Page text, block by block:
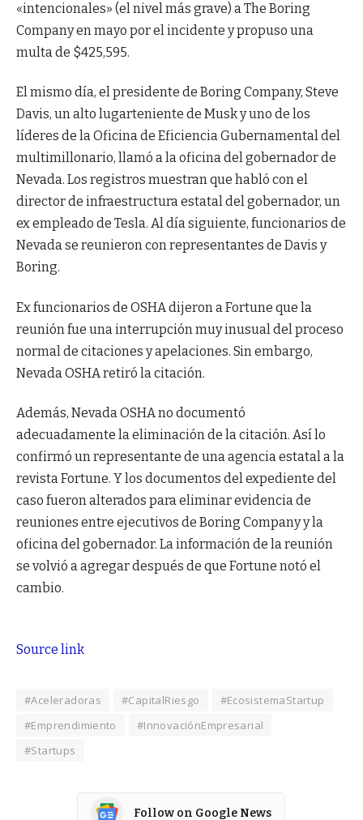
«intencionales» (el nivel más grave) a The Boring
Company en mayo por el incidente y propuso una
multa de $425,595.
El mismo día, el presidente de Boring Company, Steve
Davis, un alto lugarteniente de Musk y uno de los
líderes de la Oficina de Eficiencia Gubernamental del
multimillonario, llamó a la oficina del gobernador de
Nevada. Los registros muestran que habló con el
director de infraestructura estatal del gobernador, un
ex empleado de Tesla. Al día siguiente, funcionarios de
Nevada se reunieron con representantes de Davis y
Boring.
Ex funcionarios de OSHA dijeron a Fortune que la
reunión fue una interrupción muy inusual del proceso
normal de citaciones y apelaciones. Sin embargo,
Nevada OSHA retiró la citación.
Además, Nevada OSHA no documentó
adecuadamente la eliminación de la citación. Así lo
confirmó un representante de una agencia estatal a la
revista Fortune. Y los documentos del expediente del
caso fueron alterados para eliminar evidencia de
reuniones entre ejecutivos de Boring Company y la
oficina del gobernador. La información de la reunión
se volvió a agregar después de que Fortune notó el
cambio.
Source link
#Aceleradoras #CapitalRiesgo
#EcosistemaStartup
#Emprendimiento
#InnovaciónEmpresarial
#Startups
Follow on Google News